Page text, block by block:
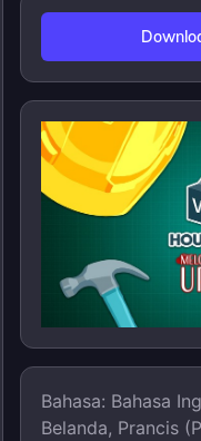
Bahasa: Bahasa
Belanda, Prancis